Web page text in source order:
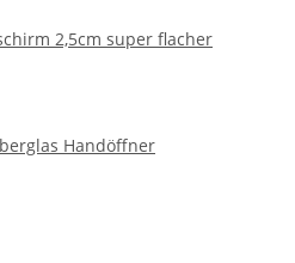
2,5cm super flacher